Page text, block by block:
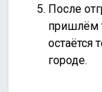
После
пришлём
остаётся
городе.